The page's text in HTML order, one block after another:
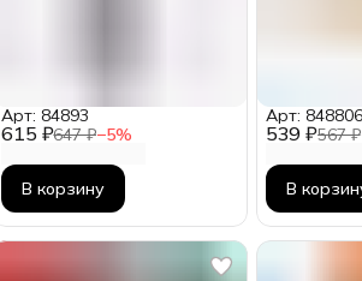
615 ₽647 ₽−5%
Арт: 84893
В корзину
539 ₽567 ₽
Арт: 848806
В